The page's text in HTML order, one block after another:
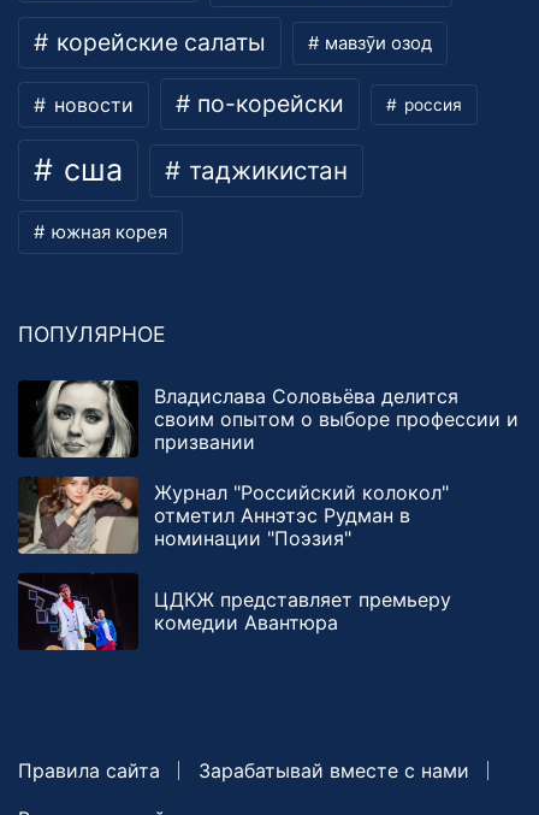
корейские салаты мавзӯи озод
новости по-корейски россия
сша таджикистан
южная корея
ПОПУЛЯРНОЕ
Владислава Соловьёва делится
своим опытом о выборе профессии и
призвании
Журнал "Российский колокол"
отметил Аннэтэс Рудман в
номинации "Поэзия"
ЦДКЖ представляет премьеру
комедии Авантюра
Правила сайта
Зарабатывай вместе с нами